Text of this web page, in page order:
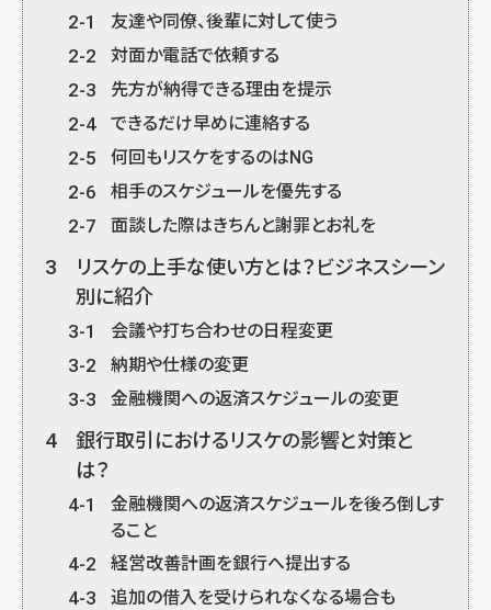
2-1 友達や同僚、後輩に対して使う
2-2 対面か電話で依頼する
2-3 先方が納得できる理由を提示
2-4 できるだけ早めに連絡する
2-5 何回もリスケをするのはNG
2-6 相手のスケジュールを優先する
2-7 面談した際はきちんと謝罪とお礼を
3
リスケの上手な使い方とは？ビジネスシーン
別に紹介
3-1 会議や打ち合わせの日程変更
3-2 納期や仕様の変更
3-3 金融機関への返済スケジュールの変更
4
銀行取引におけるリスケの影響と対策と
は？
4-1
金融機関への返済スケジュールを後ろ倒しす
ること
4-2 経営改善計画を銀行へ提出する
4-3 追加の借入を受けられなくなる場合も